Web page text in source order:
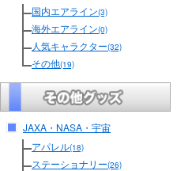
国内エアライン(3)
海外エアライン(0)
人気キャラクター(32)
その他(19)
JAXA・NASA・宇宙
アパレル(18)
ステーショナリー(26)